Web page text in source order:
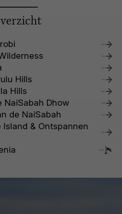
Hills
Hills
NaiSabah Dhow
de NaiSabah
Island & Ontspannen